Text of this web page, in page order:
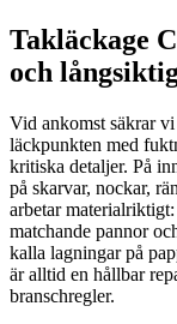
Takläckage
och
Vid ankomst säkrar
läckpunkten med
kritiska detaljer. På
på skarvar, nockar,
arbetar
matchande pannor
kalla lagningar på
är alltid en hållbar
branschregler.